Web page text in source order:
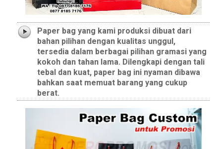
Paper bag yang kami produksi dibuat dari
bahan pilihan dengan kualitas unggul,
tersedia dalam berbagai pilihan gramasi yang
kokoh dan tahan lama. Dilengkapi dengan tali
tebal dan kuat, paper bag ini nyaman dibawa
bahkan saat memuat barang yang cukup
berat.